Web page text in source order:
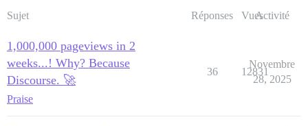
Sujet Réponses VuesActivité
1,000,000 pageviews in 2
weeks...! Why? Because
Discourse. 🚀
Praise
36 12831
Novembre
28, 2025